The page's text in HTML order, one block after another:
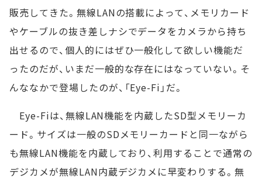
販売してきた。無線LANの搭載によって、メモリカード
やケーブルの抜き差しナシでデータをカメラから持ち
出せるので、個人的にはぜひ一般化して欲しい機能だ
ったのだが、いまだ一般的な存在にはなっていない。そ
んななかで登場したのが、「Eye-Fi」だ。
Eye-Fiは、無線LAN機能を内蔵したSD型メモリーカ
ード。サイズは一般のSDメモリーカードと同一ながら
も無線LAN機能を内蔵しており、利用することで通常の
デジカメが無線LAN内蔵デジカメに早変わりする。無